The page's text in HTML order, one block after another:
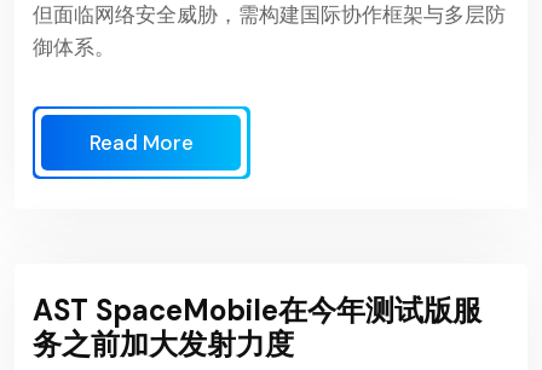
但面临网络安全威胁，需构建国际协作框架与多层防
御体系。
Read More
AST SpaceMobile在今年测试版服
务之前加大发射力度